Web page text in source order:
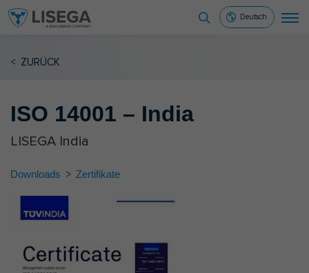
Deutsch
< ZURÜCK
ISO 14001 – India
LISEGA India
Downloads > Zertifikate